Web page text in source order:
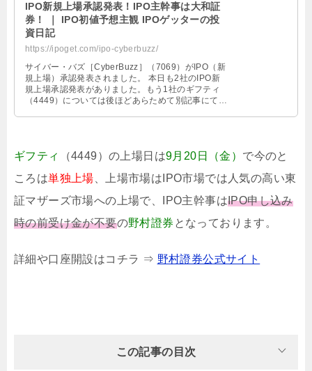
IPO新規上場承認発表！IPO主幹事は大和証
券！ ｜ IPO初値予想主観 IPOゲッターの投
資日記
https://ipoget.com/ipo-cyberbuzz/
サイバー・バズ［CyberBuzz］（7069）がIPO（新
規上場）承認発表されました。 本日も2社のIPO新
規上場承認発表がありました。もう1社のギフティ
（4449）については後ほどあらためて別記事にてご
ギフティ （4449）の上場日は9月20日（金） で今のと
ころは単独上場 、上場市場は IPO市場では人気の高い東
証マザーズ市場への上場で 、IPO主幹事はIPO申し込み
時の前受け金が不要の野村證券 となっております。
詳細や口座開設はコチラ ⇒ 野村證券公式サイト
この記事の目次